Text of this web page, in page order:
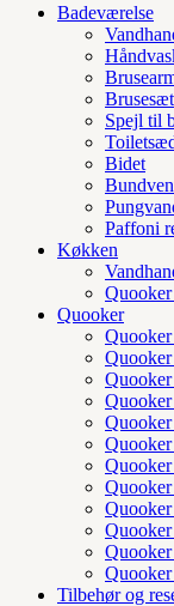
Badeværelse
Brusesæt
Spejl til
Bidet
Paffoni
Køkken
Quooker
Tilbehør og